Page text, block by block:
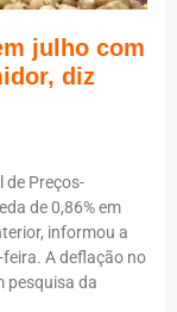
julho com
diz
de Preços-
de 0,86% em
informou a
A deflação no
pesquisa da